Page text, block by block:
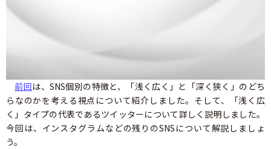
前回は、SNS個別の特徴と、「浅く広く」と「深く狭く」のどち
らなのかを考える視点について紹介しました。そして、「浅く広
く」タイプの代表であるツイッターについて詳しく説明しました。
今回は、インスタグラムなどの残りのSNSについて解説しましょ
う。